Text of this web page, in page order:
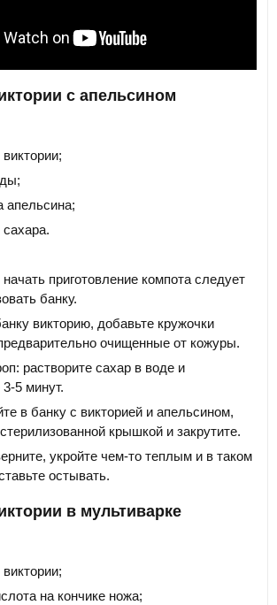
с апельсином
апельсина;
приготовление компота следует
банку.
викторию, добавьте кружочки
очищенные от кожуры.
растворите сахар в воде и
3-5 минут.
в банку с викторией и апельсином,
крышкой и закрутите.
укройте чем-то теплым и в таком
остывать.
в мультиварке
на кончике ножа;